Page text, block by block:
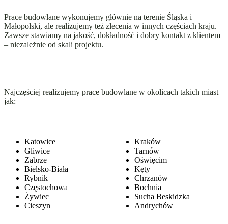
Prace budowlane wykonujemy głównie na terenie Śląska i
Małopolski, ale realizujemy też zlecenia w innych częściach kraju.
Zawsze stawiamy na jakość, dokładność i dobry kontakt z klientem
– niezależnie od skali projektu.
Najczęściej realizujemy prace budowlane w okolicach takich miast
jak:
Katowice
Gliwice
Zabrze
Bielsko-Biała
Rybnik
Częstochowa
Żywiec
Cieszyn
Kraków
Tarnów
Oświęcim
Kęty
Chrzanów
Bochnia
Sucha Beskidzka
Andrychów